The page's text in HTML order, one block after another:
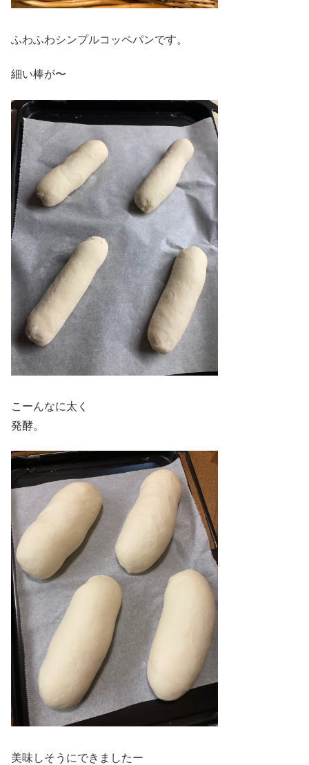
ふわふわシンプルコッペパンです。
細い棒が〜
こーんなに太く
発酵。
美味しそうにできましたー